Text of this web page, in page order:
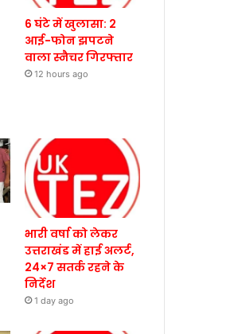
6 घंटे में खुलासा: 2
आई-फोन झपटने
वाला स्नैचर गिरफ्तार
12 hours ago
भारी वर्षा को लेकर
उत्तराखंड में हाई अलर्ट,
24×7 सतर्क रहने के
निर्देश
1 day ago